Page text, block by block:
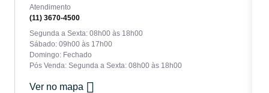
Atendimento
(11) 3670-4500
Segunda a Sexta: 08h00 às 18h00
Sábado: 09h00 às 17h00
Domingo: Fechado
Pós Venda: Segunda a Sexta: 08h00 às 18h00
Ver no mapa